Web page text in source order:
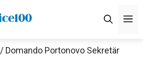
/ Domando Portonovo Sekretär